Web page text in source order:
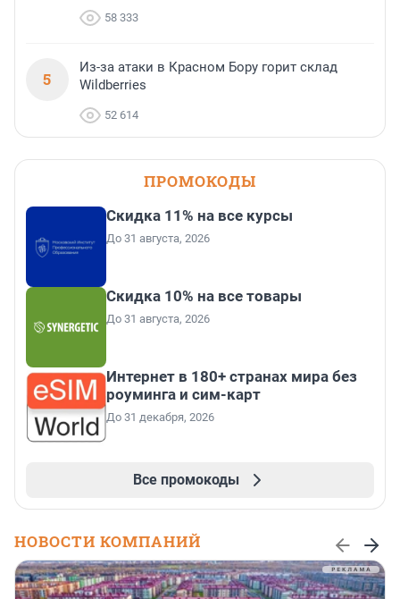
58 333
5
Из-за атаки в Красном Бору горит склад
Wildberries
52 614
ПРОМОКОДЫ
Скидка 11% на все курсы
До 31 августа, 2026
Скидка 10% на все товары
До 31 августа, 2026
Интернет в 180+ странах мира без
роуминга и сим-карт
До 31 декабря, 2026
Все промокоды
НОВОСТИ КОМПАНИЙ